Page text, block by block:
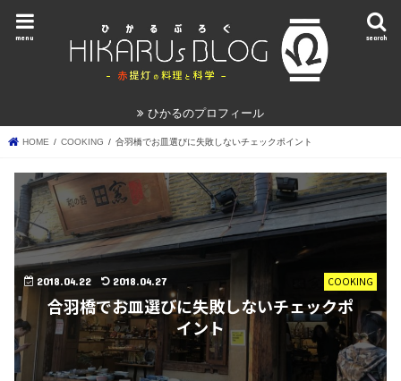
search
menu
ひかるのプロフィール
HOME COOKING 合羽橋でお皿選びに失敗しないチェックポイント
COOKING
2018.04.22 2018.04.27
合羽橋でお皿選びに失敗しないチェックポ
イント